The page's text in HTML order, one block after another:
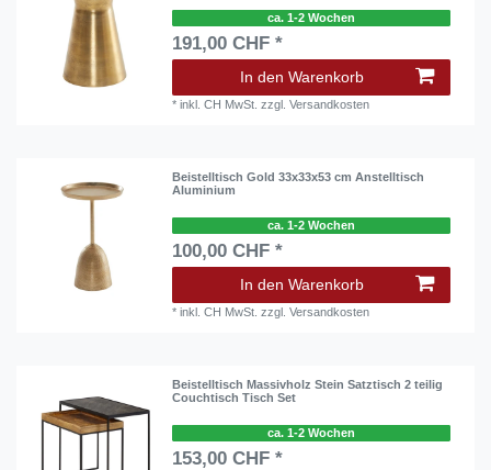
ca. 1-2 Wochen
191,00 CHF *
In den Warenkorb
*inkl. CH MwSt. zzgl.Versandkosten
Beistelltisch Gold 33x33x53 cm Anstelltisch
Aluminium
ca. 1-2 Wochen
100,00 CHF *
In den Warenkorb
*inkl. CH MwSt. zzgl.Versandkosten
Beistelltisch Massivholz Stein Satztisch 2 teilig
Couchtisch Tisch Set
ca. 1-2 Wochen
153,00 CHF *